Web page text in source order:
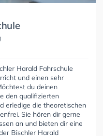
Harald Fahrschule
und einen sehr
du deinen
den qualifizierten
erledige die theoretischen
Sie hören dir gerne
an und bieten dir eine
Bischler Harald